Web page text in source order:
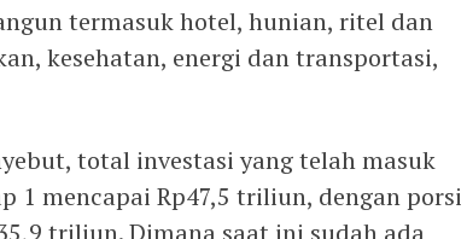
termasuk hotel, hunian, ritel dan
kesehatan, energi dan transportasi,
total investasi yang telah masuk
1 mencapai Rp47,5 triliun, dengan porsi
triliun. Dimana saat ini sudah ada